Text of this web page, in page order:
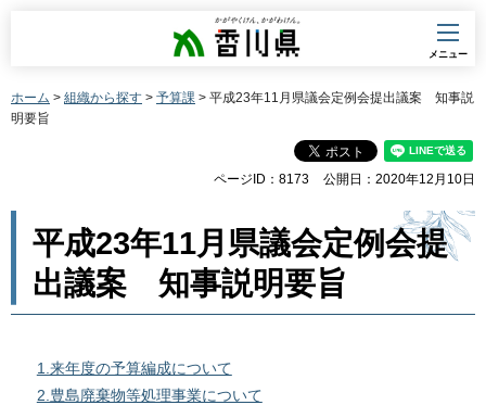
香川県
メニュー
ホーム > 組織から探す > 予算課 > 平成23年11月県議会定例会提出議案 知事説
明要旨
ページID：8173 公開日：2020年12月10日
平成23年11月県議会定例会提
出議案 知事説明要旨
1.来年度の予算編成について
2.豊島廃棄物等処理事業について